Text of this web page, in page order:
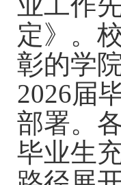
定》。
彰的学
2026届
部署。
毕业生